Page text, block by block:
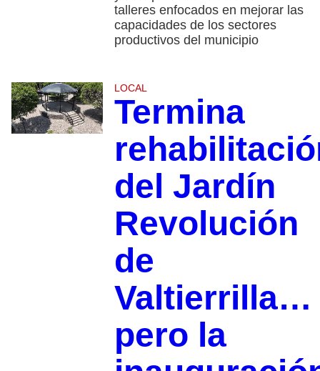
talleres enfocados en mejorar las
capacidades de los sectores
productivos del municipio
LOCAL
Termina
del Jardín
Revolución
de
Valtierrilla…
pero la